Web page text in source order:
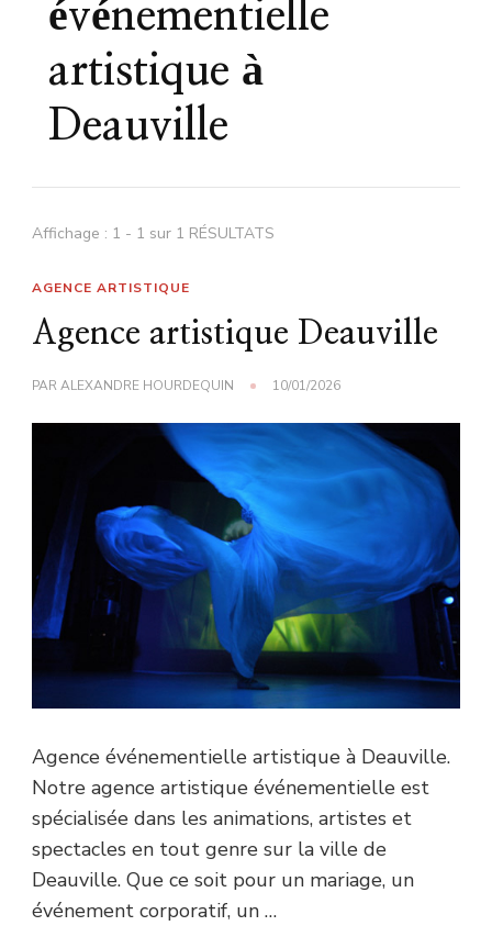
événementielle
artistique à
Deauville
Affichage : 1 - 1 sur 1 RÉSULTATS
AGENCE ARTISTIQUE
Agence artistique Deauville
PARALEXANDRE HOURDEQUIN 10/01/2026
Agence événementielle artistique à Deauville.
Notre agence artistique événementielle est
spécialisée dans les animations, artistes et
spectacles en tout genre sur la ville de
Deauville. Que ce soit pour un mariage, un
événement corporatif, un …